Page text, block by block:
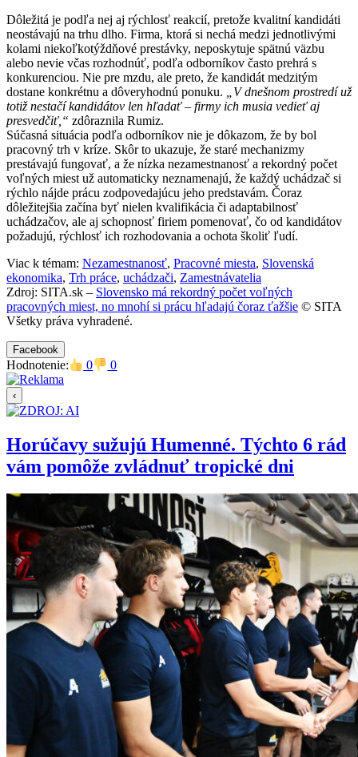
Dôležitá je podľa nej aj rýchlosť reakcií, pretože kvalitní kandidáti
neostávajú na trhu dlho. Firma, ktorá si nechá medzi jednotlivými
kolami niekoľkotýždňové prestávky, neposkytuje spätnú väzbu
alebo nevie včas rozhodnúť, podľa odborníkov často prehrá s
konkurenciou. Nie pre mzdu, ale preto, že kandidát medzitým
dostane konkrétnu a dôveryhodnú ponuku.
„V dnešnom prostredí už
totiž nestačí kandidátov len hľadať – firmy ich musia vedieť aj
presvedčiť,“ zdôraznila Rumiz.
Súčasná situácia podľa odborníkov nie je dôkazom, že by bol
pracovný trh v kríze. Skôr to ukazuje, že staré mechanizmy
prestávajú fungovať, a že nízka nezamestnanosť a rekordný počet
voľných miest už automaticky neznamenajú, že každý uchádzač si
rýchlo nájde prácu zodpovedajúcu jeho predstavám. Čoraz
dôležitejšia začína byť nielen kvalifikácia či adaptabilnosť
uchádzačov, ale aj schopnosť firiem pomenovať, čo od kandidátov
požadujú, rýchlosť ich rozhodovania a ochota školiť ľudí.
Viac k témam: Nezamestnanosť, Pracovné miesta, Slovenská
ekonomika, Trh práce, uchádzači, Zamestnávatelia
Zdroj: SITA.sk – Slovensko má rekordný počet voľných
pracovných miest, no mnohí si prácu hľadajú čoraz ťažšie © SITA
Všetky práva vyhradené.
Facebook
Hodnotenie: 0 0
‹
Horúčavy sužujú Humenné. Týchto 6 rád
vám pomôže zvládnuť tropické dni